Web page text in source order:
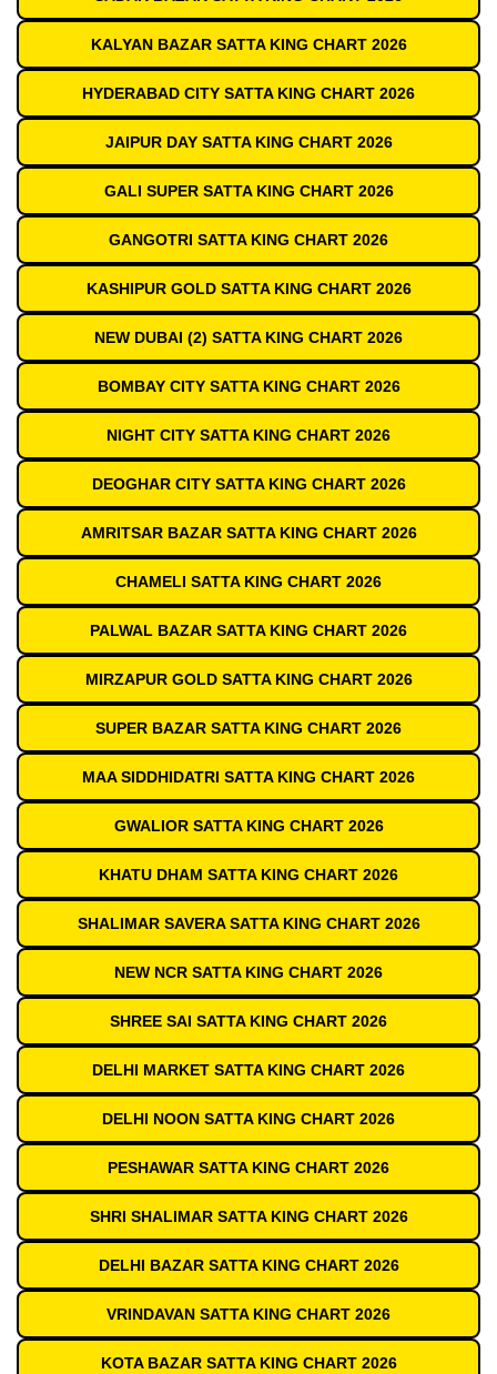
KALYAN BAZAR SATTA KING CHART 2026
HYDERABAD CITY SATTA KING CHART 2026
JAIPUR DAY SATTA KING CHART 2026
GALI SUPER SATTA KING CHART 2026
GANGOTRI SATTA KING CHART 2026
KASHIPUR GOLD SATTA KING CHART 2026
NEW DUBAI (2) SATTA KING CHART 2026
BOMBAY CITY SATTA KING CHART 2026
NIGHT CITY SATTA KING CHART 2026
DEOGHAR CITY SATTA KING CHART 2026
AMRITSAR BAZAR SATTA KING CHART 2026
CHAMELI SATTA KING CHART 2026
PALWAL BAZAR SATTA KING CHART 2026
MIRZAPUR GOLD SATTA KING CHART 2026
SUPER BAZAR SATTA KING CHART 2026
MAA SIDDHIDATRI SATTA KING CHART 2026
GWALIOR SATTA KING CHART 2026
KHATU DHAM SATTA KING CHART 2026
SHALIMAR SAVERA SATTA KING CHART 2026
NEW NCR SATTA KING CHART 2026
SHREE SAI SATTA KING CHART 2026
DELHI MARKET SATTA KING CHART 2026
DELHI NOON SATTA KING CHART 2026
PESHAWAR SATTA KING CHART 2026
SHRI SHALIMAR SATTA KING CHART 2026
DELHI BAZAR SATTA KING CHART 2026
VRINDAVAN SATTA KING CHART 2026
KOTA BAZAR SATTA KING CHART 2026